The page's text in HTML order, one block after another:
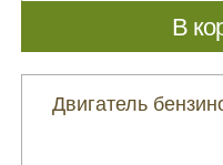
В
Двигатель